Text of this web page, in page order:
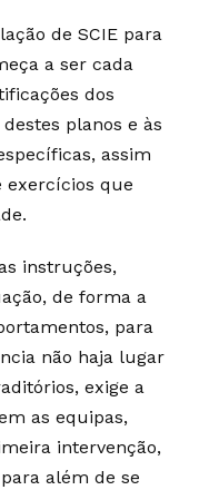
de SCIE para
a ser cada
dos
planos e às
assim
exercícios que
instruções,
de forma a
para
não haja lugar
exige a
as equipas,
intervenção,
além de se